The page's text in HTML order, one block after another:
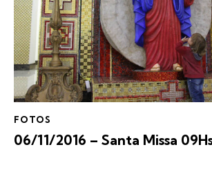
FOTOS
06/11/2016 – Santa Missa